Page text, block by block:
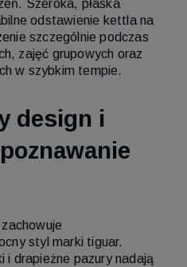
Szeroka, płaska
odstawienie kettla na
szczególnie podczas
zajęć grupowych oraz
w szybkim tempie.
design i
styl marki tiguar.
i drapieżne pazury nadają